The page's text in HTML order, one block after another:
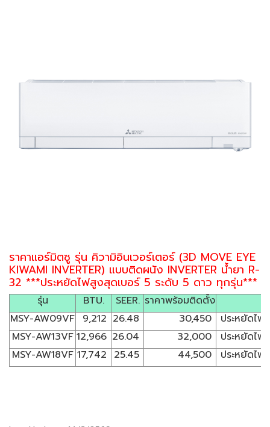
ราคาแอร์มิตซู รุ่น คิวามิอินเวอร์เตอร์ (3D MOVE EYE
KIWAMI INVERTER) แบบติดผนัง INVERTER น้ำยา R-
32 ***ประหยัดไฟสูงสุดเบอร์ 5 ระดับ 5 ดาว ทุกรุ่น***
รุ่น BTU. SEER. ราคาพร้อมติดตั้ง
MSY-AW09VF 9,212 26.48 30,450
ประหยัดไฟ
MSY-AW13VF 12,966 26.04 32,000
ประหยัดไฟ
MSY-AW18VF 17,742 25.45 44,500 ประหยัดไฟ